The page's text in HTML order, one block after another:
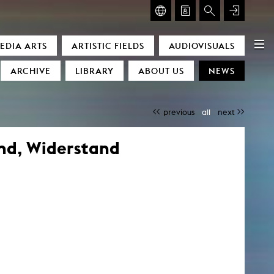
ARTS ARTISTIC FIELDS AUDIOVISUALS
ARCHIVE LIBRARY ABOUT US NEWS
previous all next
Widerstand
Glasmoog – Room for Art & Discourse